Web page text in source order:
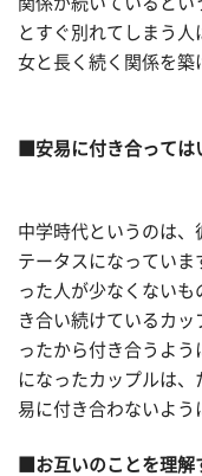
とすぐ別れてしまう
女と長く続く関係を築
■安易に付き合っては
中学時代というのは、
テータスになっていま
った人が少なくない
き合い続けているカ
ったから付き合うよう
になったカップルは
易に付き合わないよう
■お互いのことを理解